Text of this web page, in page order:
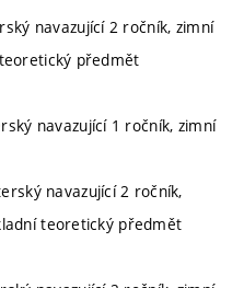
navazující 2 ročník, zimní
předmět
navazující 1 ročník, zimní
navazující 2 ročník,
teoretický předmět